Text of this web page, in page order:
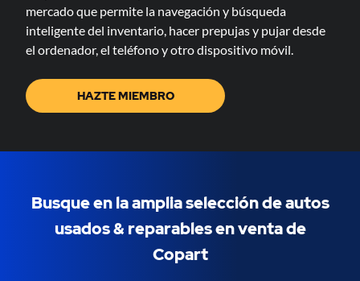
mercado que permite la navegación y búsqueda
inteligente del inventario, hacer prepujas y pujar desde
el ordenador, el teléfono y otro dispositivo móvil.
HAZTE MIEMBRO
Busque en la amplia selección de autos
usados & ​​reparables en venta de
Copart